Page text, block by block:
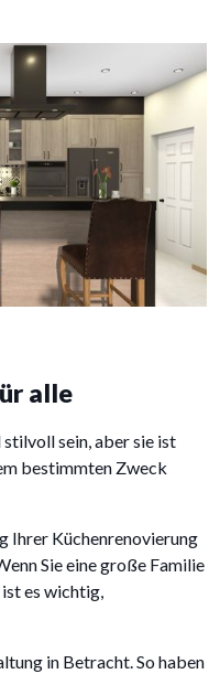
alle
stilvoll sein, aber sie ist
bestimmten Zweck
Ihrer Küchenrenovierung
Sie eine große Familie
es wichtig,
in Betracht. So haben